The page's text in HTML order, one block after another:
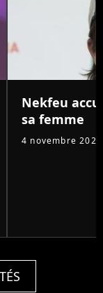
Nekfeu
sa femme
4 novembre 2024